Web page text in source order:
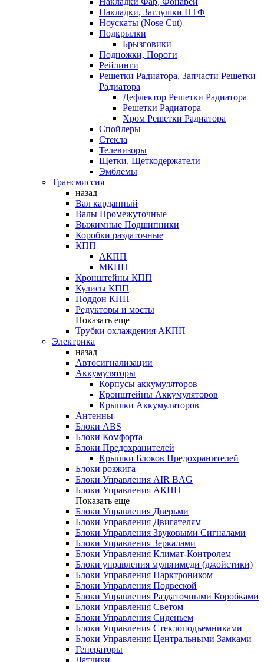
Накладки, Заглушки ПТФ
Ноускаты (Nose Cut)
Подкрылки
Брызговики
Подножки, Пороги
Рейлинги
Решетки Радиатора, Запчасти Решетки
Радиатора
Дефлектор Решетки Радиатора
Решетки Радиатора
Хром Решетки Радиатора
Спойлеры
Стекла
Телевизоры
Щетки, Щеткодержатели
Эмблемы
Трансмиссия
назад
Вал карданный
Валы Промежуточные
Выжимные Подшипники
Коробки раздаточные
КПП
АКПП
МКПП
Кронштейны КПП
Кулисы КПП
Поддон КПП
Редукторы и мосты
Показать еще
Трубки охлаждения АКПП
Электрика
назад
Автосигнализации
Аккумуляторы
Корпусы аккумуляторов
Кронштейны Аккумуляторов
Крышки Аккумуляторов
Антенны
Блоки ABS
Блоки Комфорта
Блоки Предохранителей
Крышки Блоков Предохранителей
Блоки розжига
Блоки Управления AIR BAG
Блоки Управления АКПП
Показать еще
Блоки Управления Дверьми
Блоки Управления Двигателям
Блоки Управления Звуковыми Сигналами
Блоки Управления Зеркалами
Блоки Управления Климат-Контролем
Блоки управления мультимеди (джойстики)
Блоки Управления Парктроником
Блоки Управления Подвеской
Блоки Управления Раздаточными Коробками
Блоки Управления Светом
Блоки Управления Сиденьем
Блоки Управления Стеклоподъемниками
Блоки Управления Центральными Замками
Генераторы
Датчики